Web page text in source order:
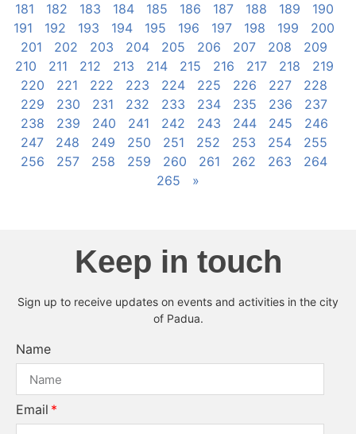
181
182 183 184 185 186 187 188 189
190
191
192 193 194 195 196 197 198 199
200
201
202 203 204 205 206 207 208
209
210
211 212 213 214 215 216 217 218
219
220
221 222 223 224 225 226 227
228
229
230 231 232 233 234 235 236
237
238
239 240 241 242 243 244 245
246
247
248 249 250 251 252 253 254
255
256
257 258 259 260 261 262 263
264
265
»
Keep in touch
Sign up to receive updates on events and activities in the city
of Padua.
Name
Email